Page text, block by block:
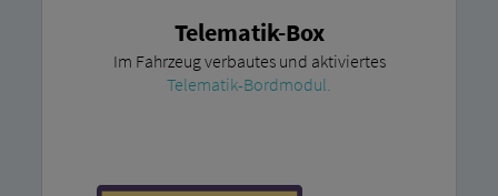
Telematik-Box
Im Fahrzeug verbautes und aktiviertes
Telematik-Bordmodul.